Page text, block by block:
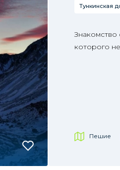
Тункинская
которого
Пешие